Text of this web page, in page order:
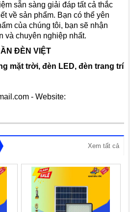
sẵn sàng giải đáp tất cả thắc
về sản phẩm. Bạn có thể yên
của chúng tôi, bạn sẽ nhận
và chuyên nghiệp nhất.
ĐÈN VIỆT
mặt trời, đèn LED, đèn trang trí
- Website:
Xem tất cả